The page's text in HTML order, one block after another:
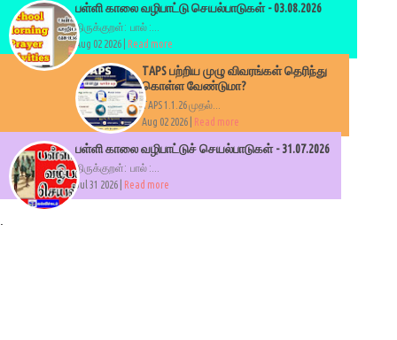
பள்ளி காலை வழிபாட்டு செயல்பாடுகள் - 03.08.2026
திருக்குறள்: பால் :...
Aug 02 2026 | Read more
TAPS பற்றிய முழு விவரங்கள் தெரிந்து
கொள்ள வேண்டுமா?
TAPS 1.1.26 முதல்...
Aug 02 2026 |
Read more
பள்ளி காலை வழிபாட்டுச் செயல்பாடுகள் - 31.07.2026
திருக்குறள்: பால் :...
Jul 31 2026 |
Read more